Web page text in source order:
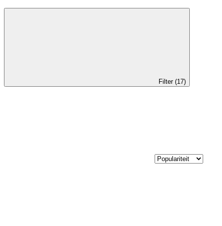
Filter (17)